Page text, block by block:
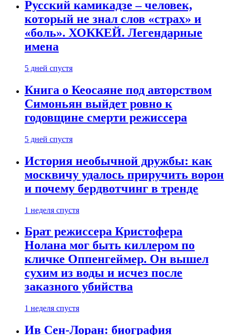
Русский камикадзе – человек,
который не знал слов «страх» и
«боль». ХОККЕЙ. Легендарные
имена
5 дней спустя
Книга о Кеосаяне под авторством
Симоньян выйдет ровно к
годовщине смерти режиссера
5 дней спустя
История необычной дружбы: как
москвичу удалось приручить ворон
и почему бердвотчинг в тренде
1 неделя спустя
Брат режиссера Кристофера
Нолана мог быть киллером по
кличке Оппенгеймер. Он вышел
сухим из воды и исчез после
заказного убийства
1 неделя спустя
Ив Сен-Лоран: биография